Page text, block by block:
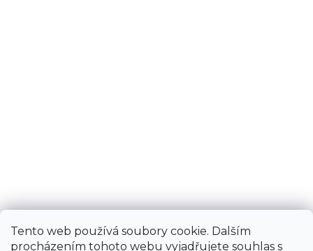
Tento web používá soubory cookie. Dalším
procházením tohoto webu vyjadřujete souhlas s